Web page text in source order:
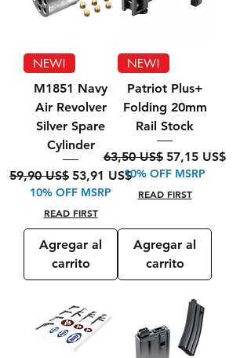
NEW!
M1851 Navy
Air Revolver
Silver Spare
Cylinder
Precio
59,90 US$ Precio de oferta
53,91 US$
10% OFF MSRP
READ FIRST
Agregar al
carrito
NEW!
Patriot Plus+
Folding 20mm
Rail Stock
Precio
63,50 US$ Precio de
57,15 US$
10% OFF MSRP
READ FIRST
Agregar al
carrito